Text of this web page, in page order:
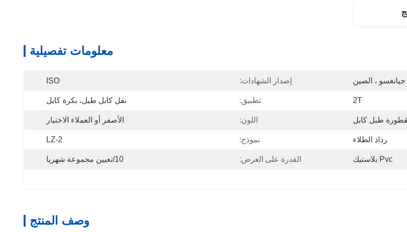
معلومات تفصيلية
جيانغسو ، الصين إصدار الشهادات: ISO
2T تطبيق: نقل كابل طبل، بكرة كابل
طبل كابل اللون: الأصفر أو العملاء الاختيار
رذاذ الطلاء نموذج: LZ-2
Pvc بلاستيك القدرة على العرض: 10/تعيين مجموعة شهريا
وصف المنتج